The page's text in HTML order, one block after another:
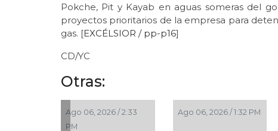
Pokche, Pit y Kayab en aguas someras del
proyectos prioritarios de la empresa para
gas. [EXCÉLSIOR / pp-p16]
CD/YC
Otras:
Ago 06, 2026 / 2:33
PM
Ago 06, 2026 / 1:32 PM